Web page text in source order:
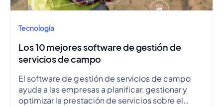
Tecnología
Los 10 mejores software de gestión de
servicios de campo
El software de gestión de servicios de campo
ayuda a las empresas a planificar, gestionar y
optimizar la prestación de servicios sobre el